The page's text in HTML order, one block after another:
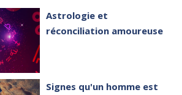
Astrologie et
réconciliation amoureuse
Signes qu'un homme est